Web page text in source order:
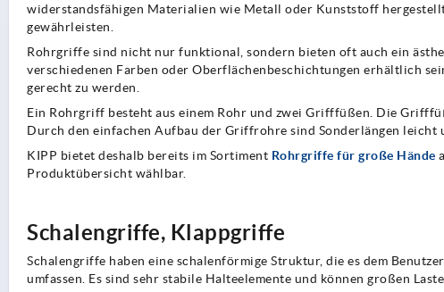
widerstandsfähigen Materialien wie Metall oder Kunststoff
gewährleisten.
Rohrgriffe sind nicht nur funktional, sondern bieten oft auch ein
verschiedenen Farben oder Oberflächenbeschichtungen erhältlich
gerecht zu werden.
Ein Rohrgriff besteht aus einem Rohr und zwei Grifffüßen. Die
Durch den einfachen Aufbau der Griffrohre sind Sonderlängen leicht
KIPP bietet deshalb bereits im Sortiment Rohrgriffe für große Hände
Produktübersicht wählbar.
Schalengriffe, Klappgriffe
Schalengriffe haben eine schalenförmige Struktur, die es dem
umfassen. Es sind sehr stabile Halteelemente und können großen